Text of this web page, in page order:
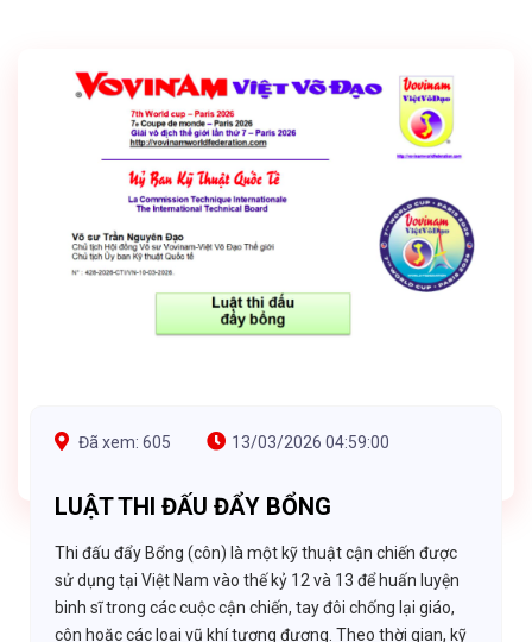
Đã xem: 605 13/03/2026 04:59:00
LUẬT THI ĐẤU ĐẨY BỔNG
Thi đấu đẩy Bổng (côn) là một kỹ thuật cận chiến được
sử dụng tại Việt Nam vào thế kỷ 12 và 13 để huấn luyện
binh sĩ trong các cuộc cận chiến, tay đôi chống lại giáo,
côn hoặc các loại vũ khí tương đương. Theo thời gian, kỹ